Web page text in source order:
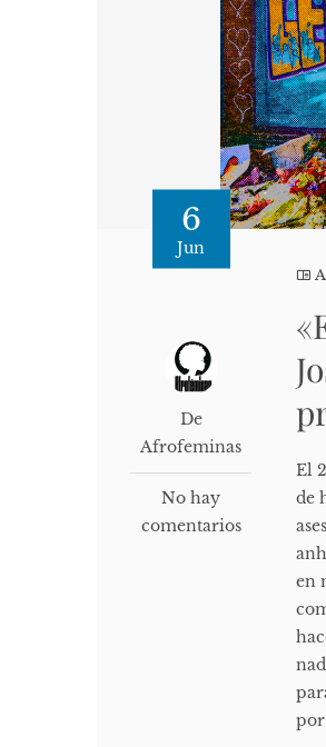
6
Jun
De
Afrofeminas
No hay
comentarios
El
de
en
por